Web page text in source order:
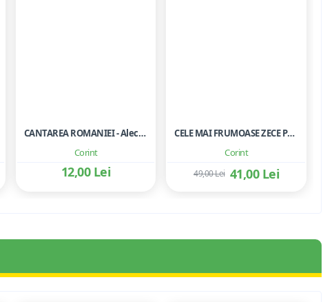
Corint
CANTAREA ROMANIEI - Alecu Russo
12,00 Lei
Corint
CELE MAI FRUMOASE ZECE POVESTI
41,00 Lei
49,00 Lei